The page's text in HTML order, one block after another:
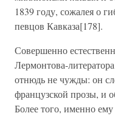
1839 году, сожалея о
певцов Кавказа[178].
Совершенно
Лермонтова-
отнюдь не чужды: он
французской прозы, и
Более того, именно